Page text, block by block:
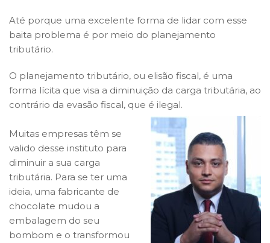
Até porque uma excelente forma de lidar com esse
baita problema é por meio do planejamento
tributário.
O planejamento tributário, ou elisão fiscal, é uma
forma lícita que visa a diminuição da carga tributária, ao
contrário da evasão fiscal, que é ilegal.
Muitas empresas têm se
valido desse instituto para
diminuir a sua carga
tributária. Para se ter uma
ideia, uma fabricante de
chocolate mudou a
embalagem do seu
bombom e o transformou